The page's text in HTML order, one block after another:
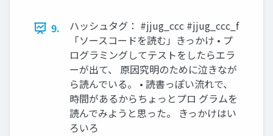
9.
ハッシュタグ： #jjug_ccc #jjug_ccc_f
「ソースコードを読む」きっかけ • プ
ログラミングしてテストをしたらエラ
ーが出て、 原因究明のために泣きなが
ら読んでいる。 • 読書っぽい流れで、
時間があるからちょっとプロ グラムを
読んでみようと思った。 きっかけはい
ろいろ